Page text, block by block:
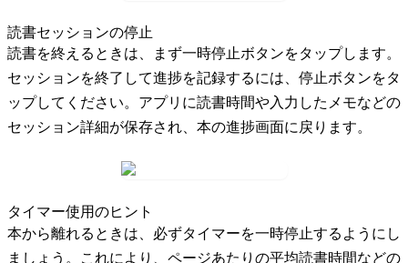
読書セッションの停止
読書を終えるときは、まず一時停止ボタンをタップします。
セッションを終了して進捗を記録するには、 停止ボタンをタ
ップしてください。アプリに読書時間や入力したメモなどの
セッション詳細が保存され、本の進捗画面に戻ります。
タイマー使用のヒント
本から離れるときは、必ずタイマーを一時停止するようにし
ましょう。これにより、ページあたりの平均読書時間などの